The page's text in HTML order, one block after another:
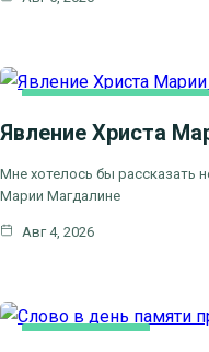
Явление Христа
Мне хотелось бы рассказать
Марии Магдалине
Авг 4, 2026